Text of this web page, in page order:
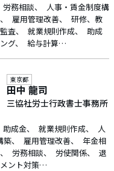
労務相談
人事・賃金制度構
雇用管理改善
研修、教
査 就業規則作成
助成
グ 給与計算…
田中 龍司
東京都
三協社労士行政書士事務所
助成金 就業規則作成
人
築
雇用管理改善
年金相
労務相談 労使関係
退
ント対策…